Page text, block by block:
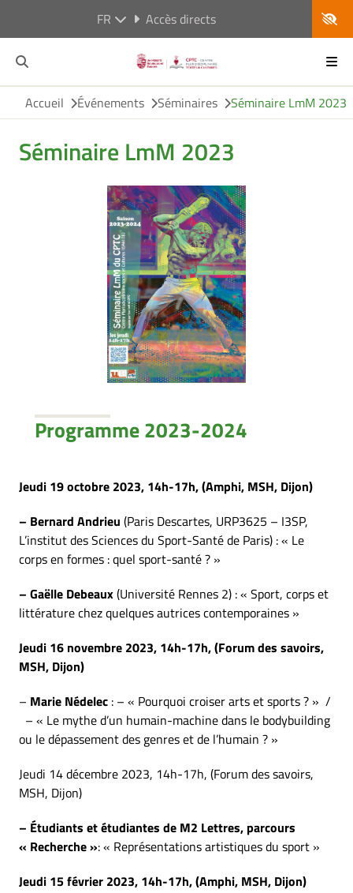
FR Accès directs
Accueil Événements Séminaires Séminaire LmM 2023
Séminaire LmM 2023
Programme 2023-2024
Jeudi 19 octobre 2023, 14h-17h, (Amphi, MSH, Dijon)
– Bernard Andrieu (Paris Descartes, URP3625 – I3SP,
L’institut des Sciences du Sport-Santé de Paris) : « Le
corps en formes : quel sport-santé ? »
– Gaëlle Debeaux(Université Rennes 2) : « Sport, corps et
littérature chez quelques autrices contemporaines »
Jeudi 16 novembre 2023, 14h-17h, (Forum des savoirs,
MSH, Dijon)
– Marie Nédelec : – « Pourquoi croiser arts et sports ? » /
– « Le mythe d’un humain-machine dans le bodybuilding
ou le dépassement des genres et de l’humain ? »
Jeudi 14 décembre 2023, 14h-17h, (Forum des savoirs,
MSH, Dijon)
– Étudiants et étudiantes de M2 Lettres, parcours
« Recherche »: « Représentations artistiques du sport »
Jeudi 15 février 2023, 14h-17h, (Amphi, MSH, Dijon)